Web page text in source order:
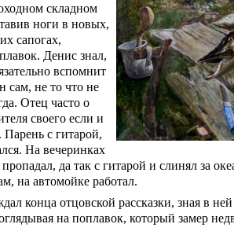
складном
ноги в новых,
сапогах,
Денис знал,
вспомнит
сам, не то что не
Отец часто о
своего если и
с гитарой,
На вечеринках
да так с гитарой и слинял за
на автомойке работал.
конца отцовской рассказки, зная в
на поплавок, который замер